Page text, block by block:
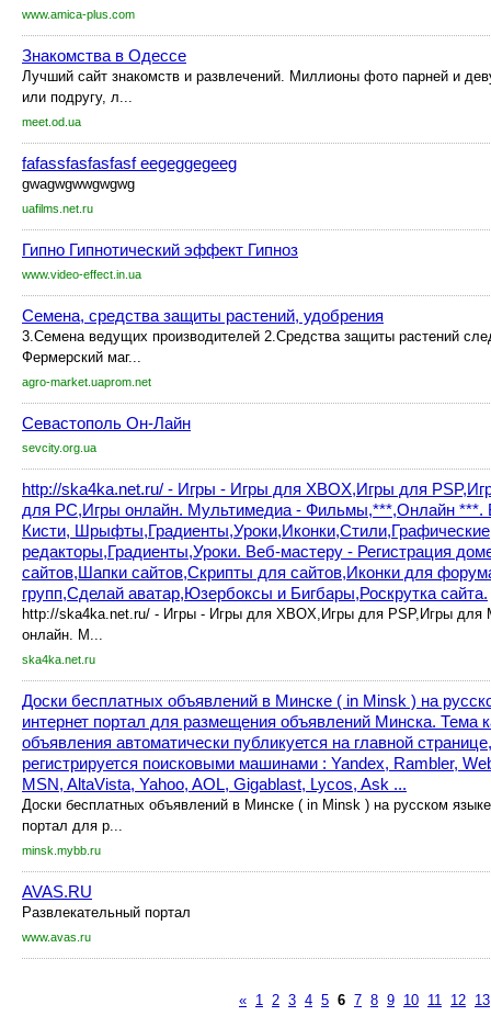
www.amica-plus.com
Знакомства в Одессе
Лучший сайт знакомств и развлечений. Миллионы фото парней и
или подругу, л...
meet.od.ua
fafassfasfasfasf eegeggegeeg
gwagwgwwgwgwg
uafilms.net.ru
Гипно Гипнотический эффект Гипноз
www.video-effect.in.ua
Семена, средства защиты растений, удобрения
3.Семена ведущих производителей 2.Средства защиты растений
Фермерский маг...
agro-market.uaprom.net
Севастополь Он-Лайн
sevcity.org.ua
http://ska4ka.net.ru/ - Игры - Игры для XBOX,Игры для
для PC,Игры онлайн. Мультимедиа - Фильмы,***,Онлайн ***.
Кисти, Шрыфты,Градиенты,Уроки,Иконки,Cтили,Графические
редакторы,Градиенты,Уроки. Веб-мастеру - Регистрация
сайтов,Шапки сайтов,Скрипты для сайтов,Иконки для
групп,Сделай аватар,Юзербоксы и Бигбары,Роскрутка сайта.
http://ska4ka.net.ru/ - Игры - Игры для XBOX,Игры для PSP,Игры для
онлайн. М...
ska4ka.net.ru
Доски бесплатных объявлений в Минске ( in Minsk ) на
интернет портал для размещения объявлений Минска. Тема
объявления автоматически публикуется на главной
регистрируется поисковыми машинами : Yandex, Rambler,
MSN, AltaVista, Yahoo, AOL, Gigablast, Lycos, Ask ...
Доски бесплатных объявлений в Минске ( in Minsk ) на русском
портал для р...
minsk.mybb.ru
AVAS.RU
Развлекательный портал
www.avas.ru
« 1 2 3 4 5 6 7 8 9 10 11 12 13